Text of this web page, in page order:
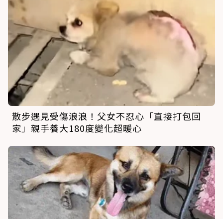
散步遇見受傷浪浪！父女不忍心「直接打包回
家」親手養大180度變化超暖心